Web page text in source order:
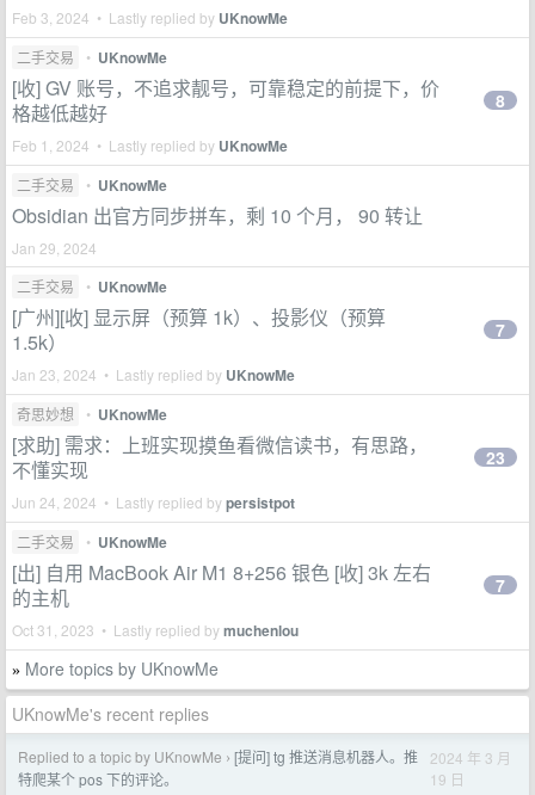
Feb 3, 2024 • Lastly replied by UKnowMe
二手交易 • UKnowMe
[收] GV 账号，不追求靓号，可靠稳定的前提下，价
格越低越好
Feb 1, 2024 • Lastly replied by UKnowMe
8
二手交易 • UKnowMe
Obsidian 出官方同步拼车，剩 10 个月， 90 转让
Jan 29, 2024
二手交易
• UKnowMe
[广州][收] 显示屏（预算 1k）、投影仪（预算
1.5k）
Jan 23, 2024 • Lastly replied by UKnowMe
7
奇思妙想 • UKnowMe
[求助] 需求：上班实现摸鱼看微信读书，有思路，
不懂实现
Jun 24, 2024 • Lastly replied bypersistpot
23
二手交易 • UKnowMe
[出] 自用 MacBook Air M1 8+256 银色 [收] 3k 左右
的主机
Oct 31, 2023 • Lastly replied bymuchenlou
7
» More topics by UKnowMe
UKnowMe's recent replies
Replied to a topic by UKnowMe › [提问] tg 推送消息机器人。推
特爬某个 pos 下的评论。
2024 年 3 月
19 日